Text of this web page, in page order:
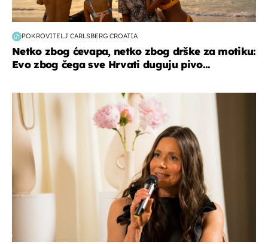
POKROVITELJ CARLSBERG CROATIA
Netko zbog ćevapa, netko zbog drške za motiku:
Evo zbog čega sve Hrvati duguju pivo...
moda & ljepota